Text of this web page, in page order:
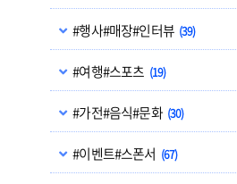
#행사#매장#인터뷰 (39)
#여행#스포츠 (19)
#가전#음식#문화 (30)
#이벤트#스폰서 (67)